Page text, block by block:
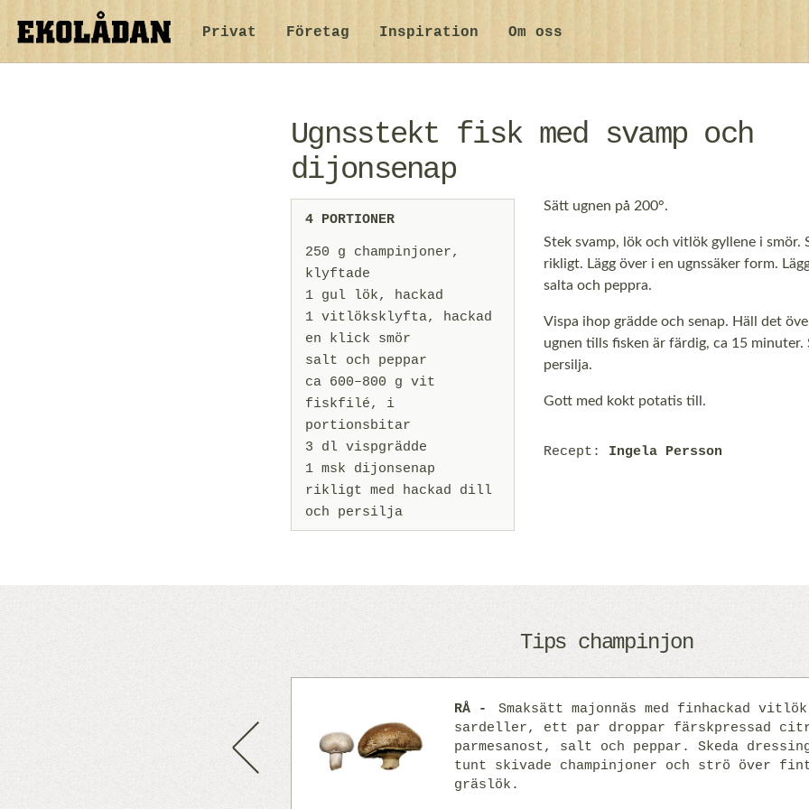
Privat Företag Inspiration Om oss
Ugnsstekt fisk med svamp och
dijonsenap
4 PORTIONER
250 g champinjoner,
klyftade
1 gul lök, hackad
1 vitlöksklyfta, hackad
en klick smör
salt och peppar
ca 600–800 g vit
fiskfilé, i
portionsbitar
3 dl vispgrädde
1 msk dijonsenap
rikligt med hackad dill
och persilja
Sätt ugnen på 200°.
Stek svamp, lök och vitlök gyllene i smör.
rikligt. Lägg över i en ugnssäker form.
salta och peppra.
Vispa ihop grädde och senap. Häll det
ugnen tills fisken är färdig, ca 15
persilja.
Gott med kokt potatis till.
Recept: Ingela Persson
Tips champinjon
Previous
RÅ
Smaksätt majonnäs med finhackad
sardeller, ett par droppar färskpressad
parmesanost, salt och peppar. Skeda
tunt skivade champinjoner och strö över
gräslök.